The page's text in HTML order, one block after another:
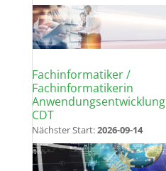
Fachinformatiker /
Fachinformatikerin
Anwendungsentwicklung
CDT
Nächster Start:2026-09-14